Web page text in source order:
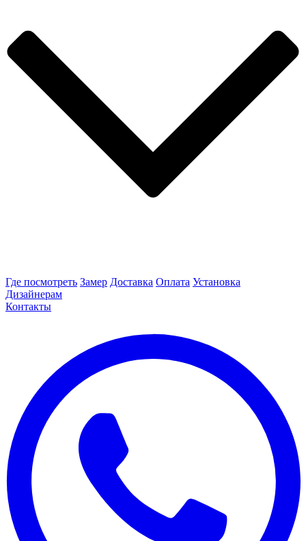
Где посмотреть Замер Доставка Оплата Установка
Дизайнерам
Контакты